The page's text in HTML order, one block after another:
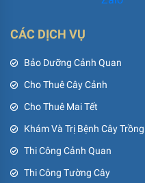
CÁC DỊCH VỤ
Bảo Dưỡng Cảnh Quan
Cho Thuê Cây Cảnh
Cho Thuê Mai Tết
Khám Và Trị Bệnh Cây Trồng
Thi Công Cảnh Quan
Thi Công Tường Cây